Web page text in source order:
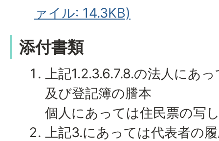
ァイル: 14.3KB)
添付書類
上記1.2.3.6.7.8.の法人にあ
及び登記簿の謄本
個人にあっては住民票の写
上記3.にあっては代表者の